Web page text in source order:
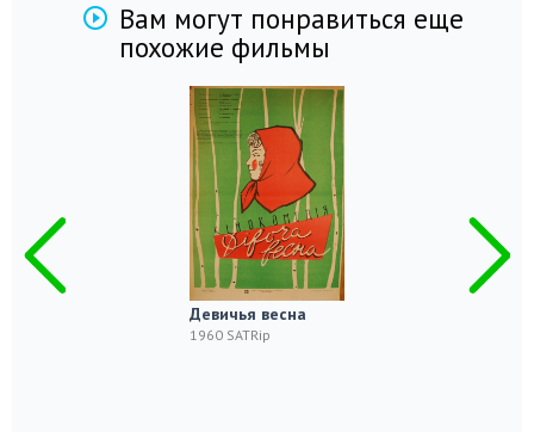
Вам могут понравиться еще
похожие фильмы
Девичья весна
1960 SATRip